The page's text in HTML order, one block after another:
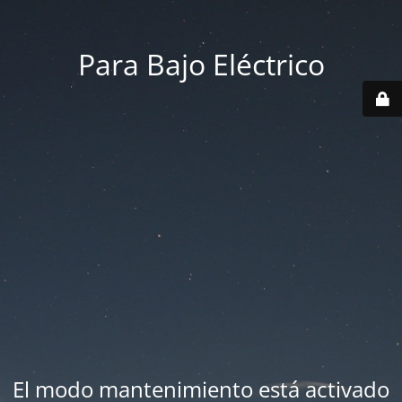
Para Bajo Eléctrico
El modo mantenimiento está activado